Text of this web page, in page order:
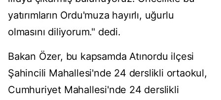
yatırımların Ordu'muza hayırlı, uğurlu
olmasını diliyorum." dedi.
Bakan Özer, bu kapsamda Atınordu ilçesi
Şahincili Mahallesi'nde 24 derslikli ortaokul,
Cumhuriyet Mahallesi'nde 24 derslikli